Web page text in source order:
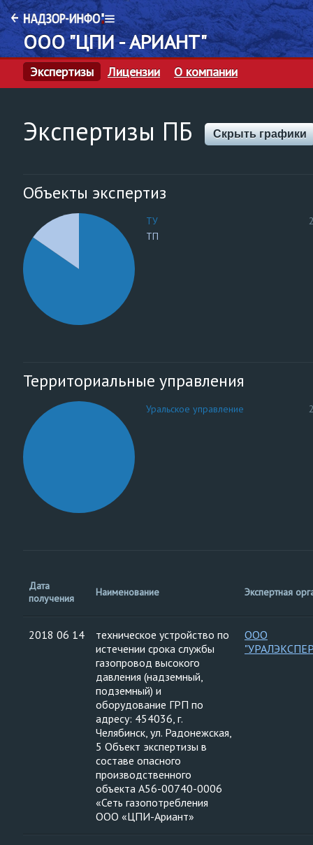
ООО "ЦПИ - АРИАНТ"
Экспертизы Лицензии О компании
Экспертизы ПБ Скрыть графики
Объекты экспертиз
ТУ
ТП
Территориальные управления
Уральское управление
Дата
получения
Наименование Экспертная
2018 06 14
техническое устройство по
истечении срока службы
газопровод высокого
давления (надземный,
подземный) и
оборудование ГРП по
адресу: 454036, г.
Челябинск, ул. Радонежская,
5 Объект экспертизы в
составе опасного
производственного
объекта А56-00740-0006
«Сеть газопотребления
ООО «ЦПИ-Ариант»
ООО